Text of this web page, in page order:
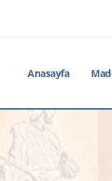
Anasayfa